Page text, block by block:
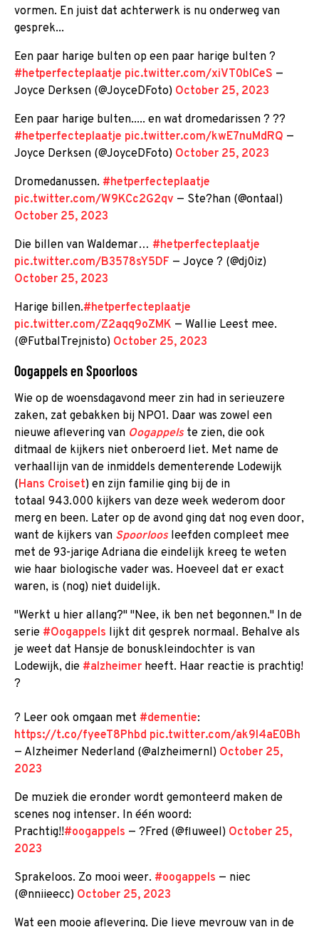
vormen. En juist dat achterwerk is nu onderweg van
gesprek...
Een paar harige bulten op een paar harige bulten ?
#hetperfecteplaatje pic.twitter.com/xiVT0blCeS —
Joyce Derksen (@JoyceDFoto) October 25, 2023
Een paar harige bulten..... en wat dromedarissen ? ??
#hetperfecteplaatje pic.twitter.com/kwE7nuMdRQ —
Joyce Derksen (@JoyceDFoto) October 25, 2023
Dromedanussen. #hetperfecteplaatje
pic.twitter.com/W9KCc2G2qv — Ste?han (@ontaal)
October 25, 2023
Die billen van Waldemar… #hetperfecteplaatje
pic.twitter.com/B3578sY5DF — Joyce ? (@dj0iz)
October 25, 2023
Harige billen.#hetperfecteplaatje
pic.twitter.com/Z2aqq9oZMK — Wallie Leest mee.
(@FutbalTrejnisto) October 25, 2023
Oogappels en Spoorloos
Wie op de woensdagavond meer zin had in serieuzere
zaken, zat gebakken bij NPO1. Daar was zowel een
nieuwe aflevering van Oogappelste zien, die ook
ditmaal de kijkers niet onberoerd liet. Met name de
verhaallijn van de inmiddels dementerende Lodewijk
(Hans Croiset) en zijn familie ging bij de in
totaal 943.000 kijkers van deze week wederom door
merg en been. Later op de avond ging dat nog even door,
want de kijkers van Spoorloosleefden compleet mee
met de 93-jarige Adriana die eindelijk kreeg te weten
wie haar biologische vader was. Hoeveel dat er exact
waren, is (nog) niet duidelijk.
"Werkt u hier allang?" "Nee, ik ben net begonnen." In de
serie #Oogappels lijkt dit gesprek normaal. Behalve als
je weet dat Hansje de bonuskleindochter is van
Lodewijk, die #alzheimer heeft. Haar reactie is prachtig!
?
? Leer ook omgaan met #dementie:
https://t.co/fyeeT8Phbd pic.twitter.com/ak9I4aE0Bh
— Alzheimer Nederland (@alzheimernl) October 25,
2023
De muziek die eronder wordt gemonteerd maken de
scenes nog intenser. In één woord:
Prachtig!!#oogappels — ?Fred (@fluweel) October 25,
2023
Sprakeloos. Zo mooi weer. #oogappels — niec
(@nniieecc) October 25, 2023
Wat een mooie aflevering. Die lieve mevrouw van in de